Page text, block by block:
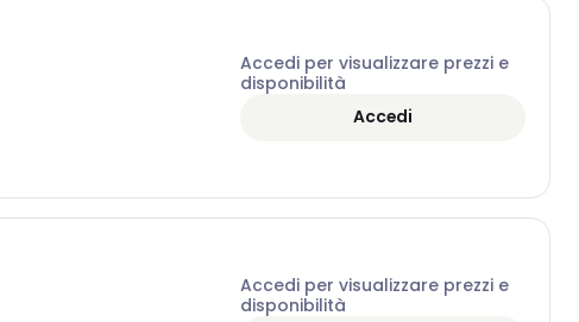
Accedi per visualizzare prezzi e
disponibilità
Accedi
Accedi per visualizzare prezzi e
disponibilità